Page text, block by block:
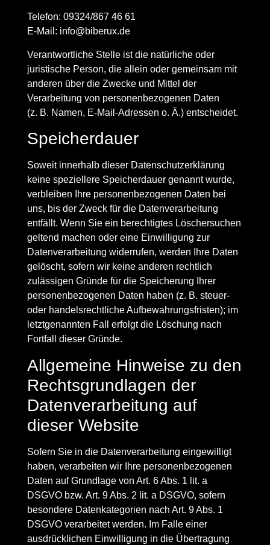
Telefon: 09324/867 46 61
E-Mail: info@biberux.de
Verantwortliche Stelle ist die natürliche oder
juristische Person, die allein oder gemeinsam mit
anderen über die Zwecke und Mittel der
Verarbeitung von personenbezogenen Daten
(z. B. Namen, E-Mail-Adressen o. Ä.) entscheidet.
Speicherdauer
Soweit innerhalb dieser Datenschutzerklärung
keine speziellere Speicherdauer genannt wurde,
verbleiben Ihre personenbezogenen Daten bei
uns, bis der Zweck für die Datenverarbeitung
entfällt. Wenn Sie ein berechtigtes Löschersuchen
geltend machen oder eine Einwilligung zur
Datenverarbeitung widerrufen, werden Ihre Daten
gelöscht, sofern wir keine anderen rechtlich
zulässigen Gründe für die Speicherung Ihrer
personenbezogenen Daten haben (z. B. steuer-
oder handelsrechtliche Aufbewahrungsfristen); im
letztgenannten Fall erfolgt die Löschung nach
Fortfall dieser Gründe.
Allgemeine Hinweise zu den
Rechtsgrundlagen der
Datenverarbeitung auf
dieser Website
Sofern Sie in die Datenverarbeitung eingewilligt
haben, verarbeiten wir Ihre personenbezogenen
Daten auf Grundlage von Art. 6 Abs. 1 lit. a
DSGVO bzw. Art. 9 Abs. 2 lit. a DSGVO, sofern
besondere Datenkategorien nach Art. 9 Abs. 1
DSGVO verarbeitet werden. Im Falle einer
ausdrücklichen Einwilligung in die Übertragung